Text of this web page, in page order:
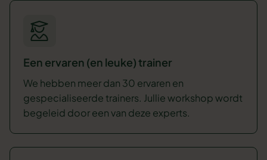
Een ervaren (en leuke) trainer
We hebben meer dan 30 ervaren en
gespecialiseerde trainers. Jullie workshop wordt
begeleid door een van deze experts.